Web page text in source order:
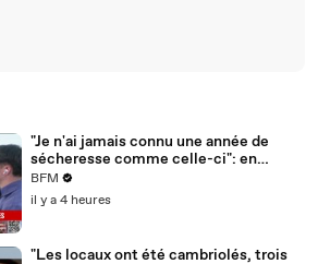
"Je n'ai jamais connu une année de
sécheresse comme celle-ci": en
Charente-Maritime, à cause de la
sécheresse, l'herbe de cette prairie
n'est plus comestible pour les vaches
BFM
il y a 4 heures
"Les locaux ont été cambriolés, trois